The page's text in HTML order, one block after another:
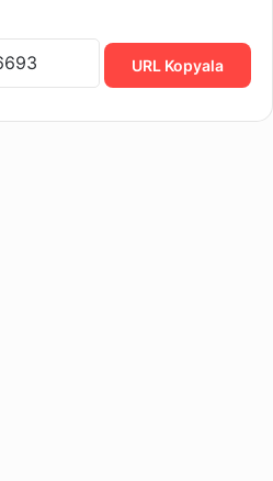
URL Kopyala